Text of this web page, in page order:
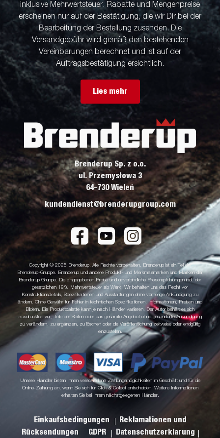
inklusive Mehrwertsteuer. Rabatte und Mengenpreise
erscheinen nur auf der Bestätigung, die wir Dir bei der
Bearbeitung der Bestellung zusenden. Die
Versandgebühr wird gemäß den bestehenden
Vereinbarungen berechnet und ist auf der
Auftragsbestätigung ersichtlich.
Lies mehr
Brenderup Sp. z o.o.
ul. Przemysłowa 3
64-730 Wieleń
kundendienst@brenderupgroup.com
Copyright © 2025 Brenderup. Alle Rechte vorbehalten. Brenderup ist ein Teil der
Brenderup-Gruppe. Brenderup und andere Produkt- und Merkmalsmarken sind Marken der
Brenderup Gruppe. Die angegebenen Preise sind unverbindliche Preisempfehlungen incl. der
gesetzlichen 19% Mehrwertsteuer ab Werk. Wir behalten uns das Recht vor
Konstruktionsdetails, Spezifikationen und Ausstattungen ohne vorherige Ankündigung zu
ändern. Ohne Gewähr für Fehler in technischen Spezifikationen, Informationen, Preisen und
Bildern. Die Produktpalette kann je nach Händler variieren. Der Autor behält es sich
ausdrücklich vor, Teile der Seiten oder das gesamte Angebot ohne gesonderte Ankündigung
zu verändern, zu ergänzen, zu löschen oder die Veröffentlichung zeitweise oder endgültig
einzustellen.
Unsere Händler bieten Ihnen verschiedene Zahlungsmöglichkeiten im Geschäft und für die
Online-Zahlung an, wenn Sie sich für Click & Collect entscheiden. Weitere Informationen
erhalten Sie bei Ihrem nächstgelegenen Händler.
Einkaufsbedingungen
Reklamationen und
Rücksendungen
GDPR Datenschutzerklarung